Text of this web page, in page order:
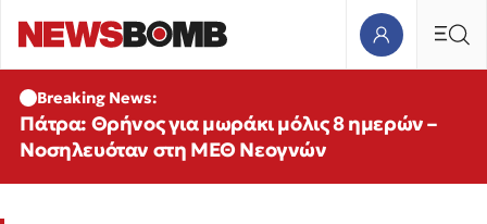
Breaking News:
Πάτρα: Θρήνος για μωράκι μόλις 8 ημερών –
Νοσηλευόταν στη ΜΕΘ Νεογνών